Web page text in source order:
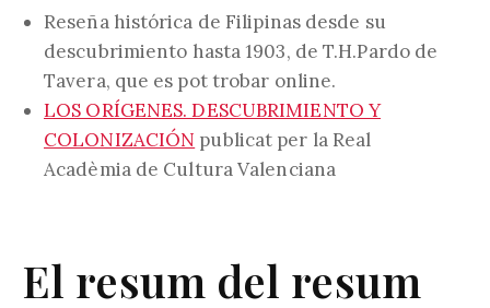
Reseña histórica de Filipinas desde su
descubrimiento hasta 1903, de T.H.Pardo de
Tavera, que es pot trobar online.
LOS ORÍGENES. DESCUBRIMIENTO Y
COLONIZACIÓN publicat per la Real
Acadèmia de Cultura Valenciana
El resum del resum